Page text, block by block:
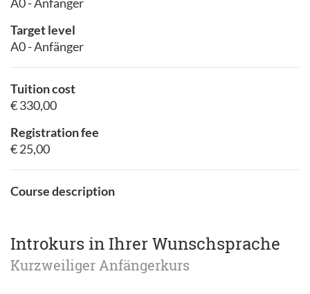
Target level
A0 - Anfänger
Course description
Introkurs in Ihrer Wunschsprache
Kurzweiliger Anfängerkurs
Tuition cost
€ 330,00
Registration fee
€ 25,00